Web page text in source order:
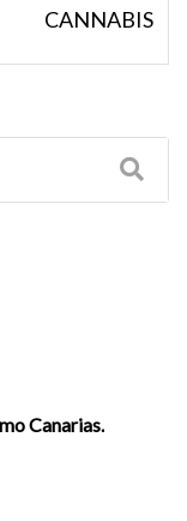
CANNABIS
Canarias.